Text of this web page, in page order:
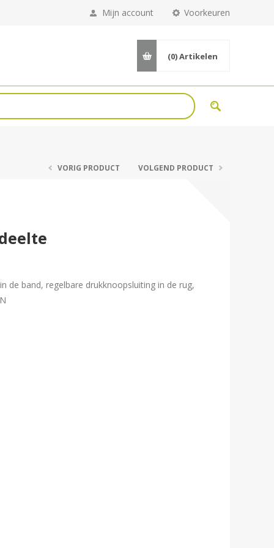
Voorkeuren
Mijn account
(0)Artikelen
VORIG PRODUCT VOLGEND PRODUCT
de band, regelbare drukknoopsluiting in de rug,